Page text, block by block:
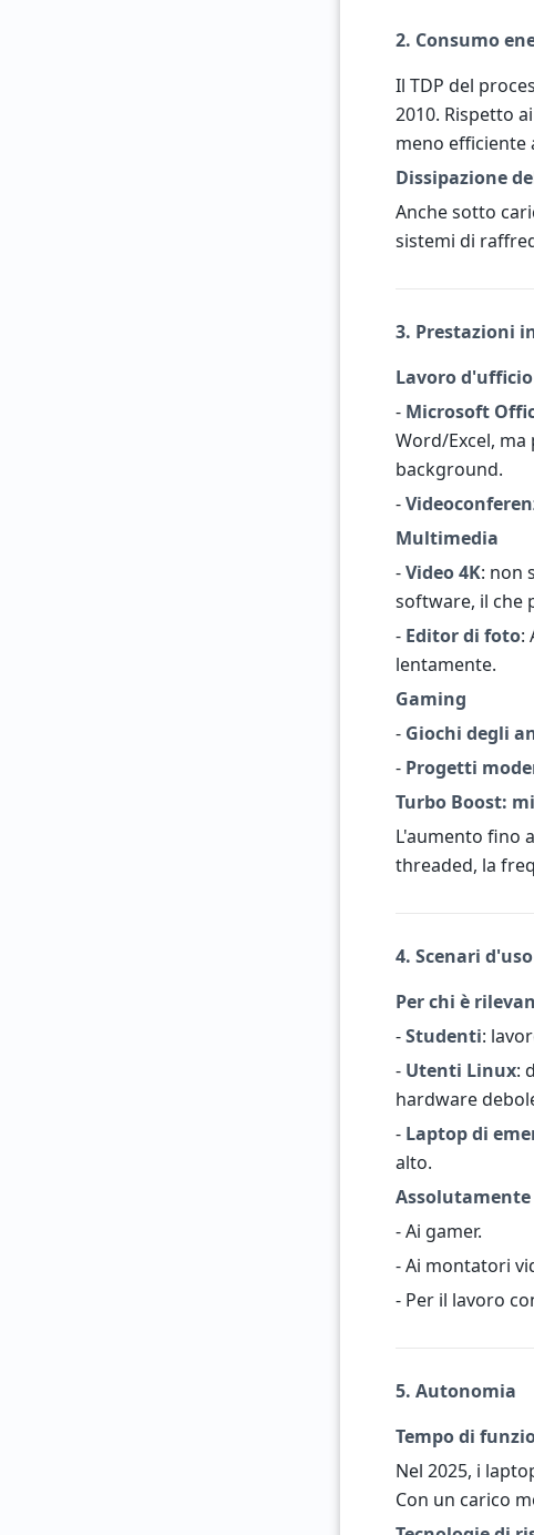
2. Consumo
Il TDP del
2010. Rispetto
meno efficiente
Dissipazione
Anche sotto
sistemi di
3. Prestazioni
Lavoro d'ufficio
- Microsoft
Word/Excel,
background.
-
Multimedia
-Video 4K: non
software, il che
- Editor di foto:
lentamente.
Gaming
- Giochi degli
- Progetti
Turbo Boost:
L'aumento fino
threaded, la
4. Scenari d'uso
Per chi è
-Studenti:
- Utenti Linux:
hardware
- Laptop di
alto.
- Ai gamer.
- Ai montatori
- Per il lavoro
5. Autonomia
Tempo di
Nel 2025, i
Con un carico